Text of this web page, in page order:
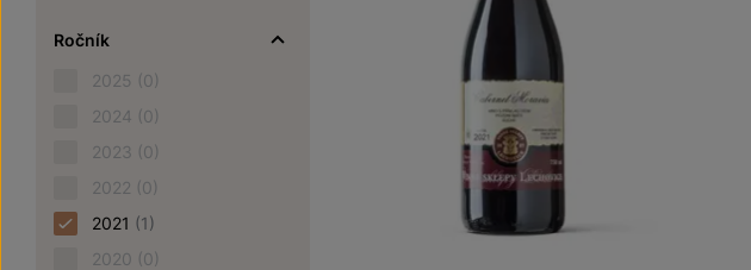
Ročník
2025 (0)
2024 (0)
2023 (0)
2022 (0)
2021 (1)
2020 (0)